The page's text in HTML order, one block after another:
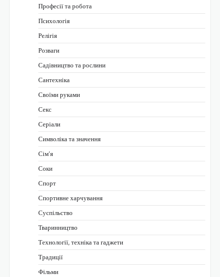
Професії та робота
Психологія
Релігія
Розваги
Садівництво та рослини
Сантехніка
Своїми руками
Секс
Серіали
Символіка та значення
Сім’я
Соки
Спорт
Спортивне харчування
Суспільство
Тваринництво
Технології, техніка та гаджети
Традиції
Фільми